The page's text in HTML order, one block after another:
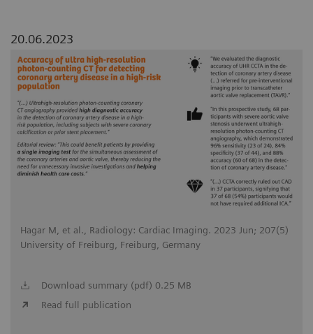
20.06.2023
Hagar M, et al., Radiology: Cardiac Imaging. 2023 Jun; 207(5)
University of Freiburg, Freiburg, Germany
Download summary (pdf) 0.25 MB
Read full publication